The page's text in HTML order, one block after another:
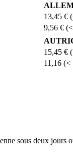
13,45 €
9,56 €
15,45 €
11,16 (<
sous deux jours